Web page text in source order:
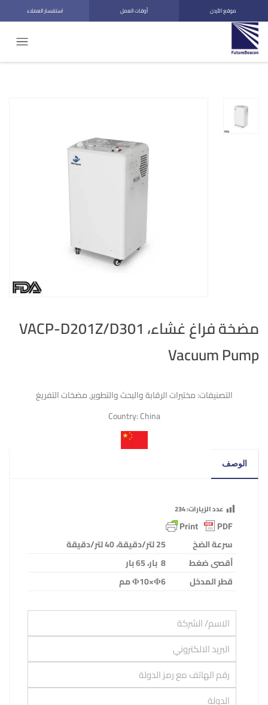
موقع الأردن أوقات العمل استفسار العملاء
مضخة فراغ غشاء، VACP-D201Z/D301
Vacuum Pump
التصنيفات:مختبرات الرقابة والبحث والتطوير,مضخات التفريغ
Country:China
الوصف
عدد الزيارات:234
سرعة الضخ 25لتر/دقيقة، 40 لتر/دقيقة
أقصى ضغط
8 بار، 65 بار
قطر المدخل
Φ10×Φ6مم